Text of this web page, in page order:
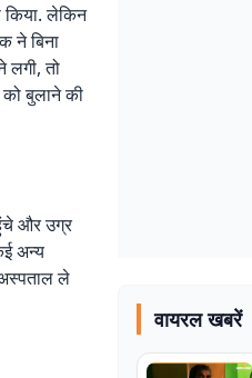
किया. लेकिन
ने बिना
लगी, तो
को बुलाने की
और उग्र
अन्य
ले
वायरल खबरें